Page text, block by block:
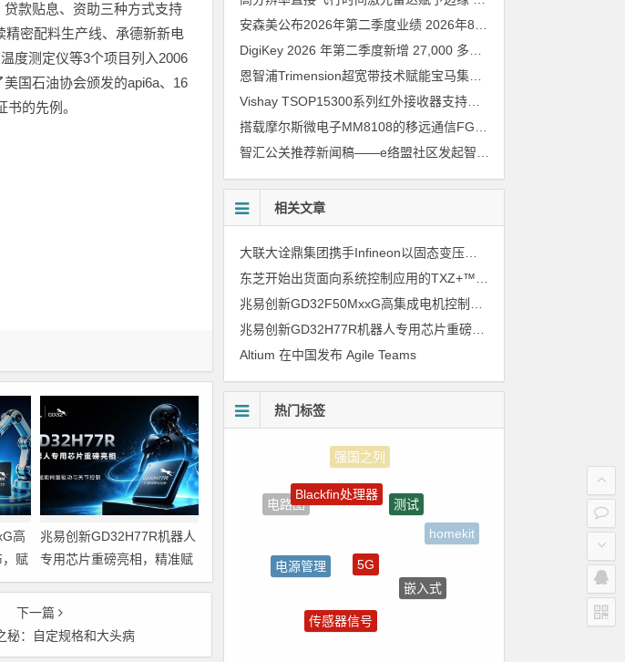
款贴息、资助三种方式支持
精密配料生产线、承德新新电
度测定仪等3个项目列入2006
国石油协会颁发的api6a、16
的先例。
高
，赋
新
兆易创新GD32H77R机器人
专用芯片重磅亮相，精准赋
能伺服驱动与关节控制
下一篇
秘：自定规格和大头病
安森美公布2026年第二季度业绩 2026年8月6日
恩智浦Trimension超宽带技术赋能宝马集团Digital Key Plus及生命体存在检测功能
Vishay TSOP15300系列红外接收器支持所有主流遥控代码
相关文章
大联大诠鼎集团携手Infineon以固态变压器重构配电效率新标杆
兆易创新GD32H77R机器人专用芯片重磅亮相，精准赋能伺服驱动与关节控制
Altium 在中国发布 Agile Teams
热门标签
电路图
Blackfin处理器
测试
homekit
嵌入式
国产芯片
传感器信号